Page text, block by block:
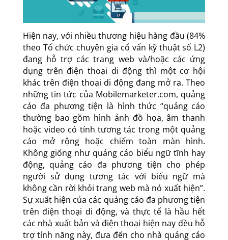
Hiện nay, với nhiều thương hiệu hàng đầu (84%
theo Tổ chức chuyên gia cố vấn kỹ thuật số L2)
đang hỗ trợ các trang web và/hoặc các ứng
dụng trên điện thoại di động thì một cơ hội
khác trên điện thoại di động đang mở ra. Theo
những tin tức của Mobilemarketer.com, quảng
cáo đa phương tiện là hình thức “quảng cáo
thường bao gồm hình ảnh đồ họa, âm thanh
hoặc video có tính tương tác trong một quảng
cáo mở rộng hoặc chiếm toàn màn hình.
Không giống như quảng cáo biểu ngữ tĩnh hay
động, quảng cáo đa phương tiện cho phép
người sử dụng tương tác với biểu ngữ mà
không cần rời khỏi trang web mà nó xuất hiện”.
Sự xuất hiện của các quảng cáo đa phương tiện
trên điện thoại di động, và thực tế là hầu hết
các nhà xuất bản và điện thoại hiện nay đều hỗ
trợ tính năng này, đưa đến cho nhà quảng cáo